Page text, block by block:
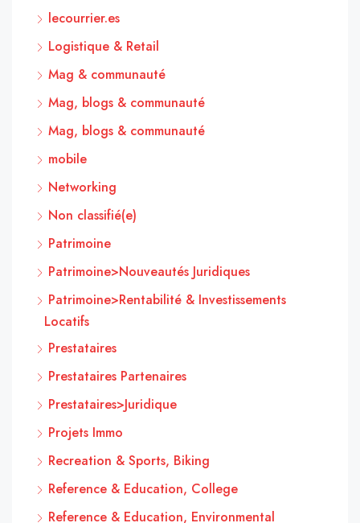
lecourrier.es
Logistique & Retail
Mag & communauté
Mag, blogs & communauté
Mag, blogs & communauté
mobile
Networking
Non classifié(e)
Patrimoine
Patrimoine>Nouveautés Juridiques
Patrimoine>Rentabilité & Investissements
Locatifs
Prestataires
Prestataires Partenaires
Prestataires>Juridique
Projets Immo
Recreation & Sports, Biking
Reference & Education, College
Reference & Education, Environmental